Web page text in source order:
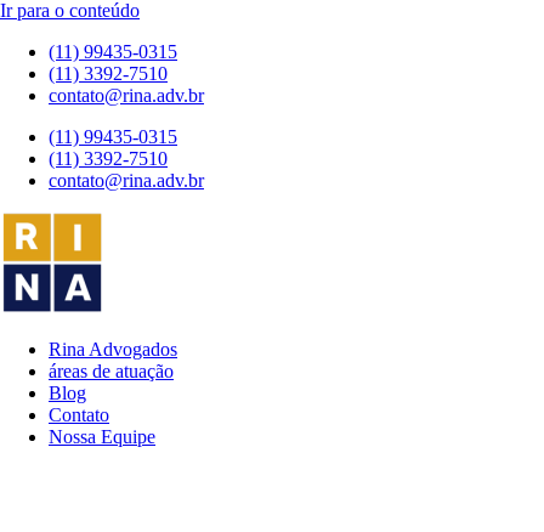
Ir para o conteúdo
(11) 99435-0315
(11) 3392-7510
contato@rina.adv.br
(11) 99435-0315
(11) 3392-7510
contato@rina.adv.br
Rina Advogados
áreas de atuação
Blog
Contato
Nossa Equipe